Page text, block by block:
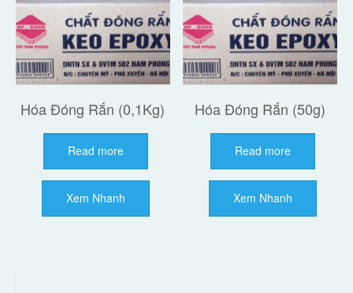
Hóa Đóng Rắn (0,1Kg)
Read more
Xem Nhanh
Hóa Đóng Rắn (50g)
Read more
Xem Nhanh